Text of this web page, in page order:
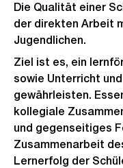
Die Qualität einer
der direkten Arbeit
Jugendlichen.
Ziel ist es, ein
sowie Unterricht
gewährleisten.
kollegiale
und gegenseitiges
Zusammenarbeit
Lernerfolg der